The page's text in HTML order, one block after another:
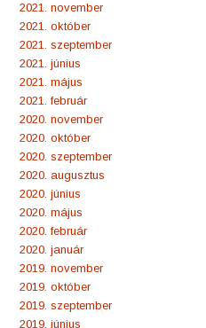
2021. november
2021. október
2021. szeptember
2021. június
2021. május
2021. február
2020. november
2020. október
2020. szeptember
2020. augusztus
2020. június
2020. május
2020. február
2020. január
2019. november
2019. október
2019. szeptember
2019. június